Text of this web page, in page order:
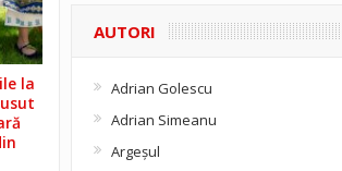
la
AUTORI
Adrian Golescu
Adrian Simeanu
Argeşul